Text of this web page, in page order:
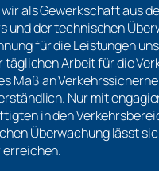
als Gewerkschaft aus
und der technischen
für die Leistungen
täglichen Arbeit für die
Maß an
Nur mit
in den
Überwachung lässt
erreichen.